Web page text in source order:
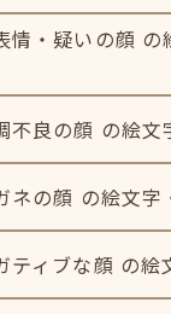
情・疑いの顔 の
不良の顔 の絵文
ネの顔 の絵文字
ティブな顔 の